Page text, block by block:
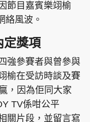
節目嘉賓樂翊榆
絡風波。
定獎項
強參賽者與曾參與
榆在受訪時談及賽
，因為佢同大家
TV係咁公平
關片段，並留言寫